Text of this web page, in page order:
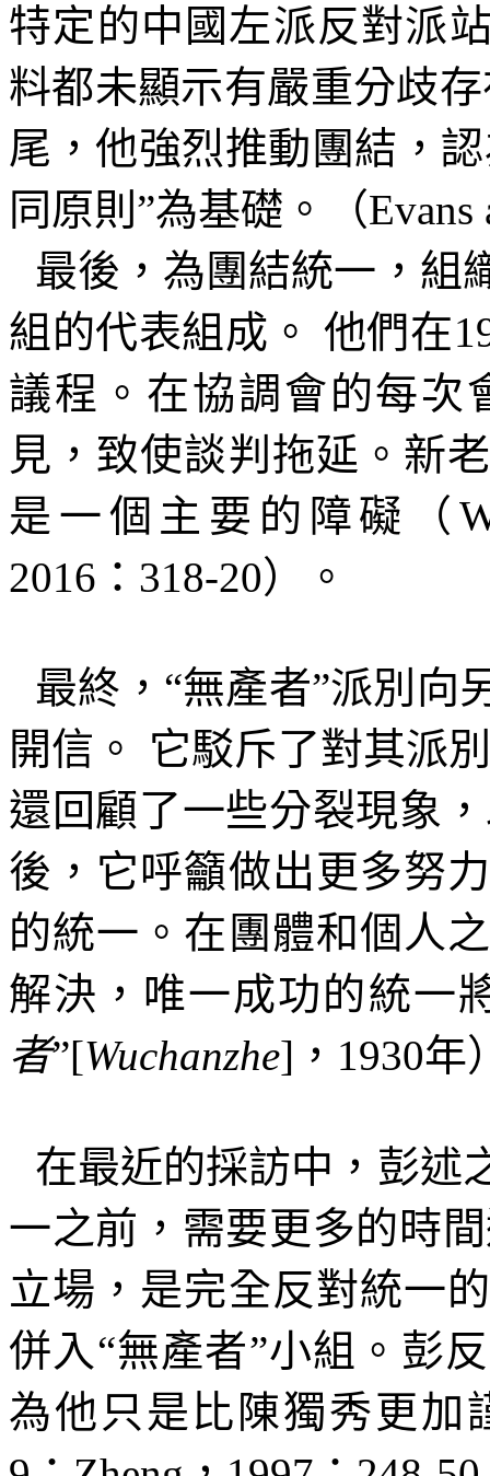
特定的中國左派反對派
料都未顯示有嚴重分歧
尾，他強烈推動團結，
同原則”為基礎。（Evans
最後，為團結統一，組
組的代表組成。 他們在
議程。在協調會的每次
見，致使談判拖延。新
是一個主要的障礙（
2016 ： 318-20）。
最終，“無產者”派別向
開信。
它駁斥了對其派
還回顧了一些分裂現象
後，它呼籲做出更多努
的統一。在團體和個人
解決，唯一成功的統一
者”[Wuchanzhe] ， 1930年
在最近的採訪中，彭述
一之前，需要更多的時
立場，是完全反對統一
併入“無產者”小組。彭
為他只是比陳獨秀更加